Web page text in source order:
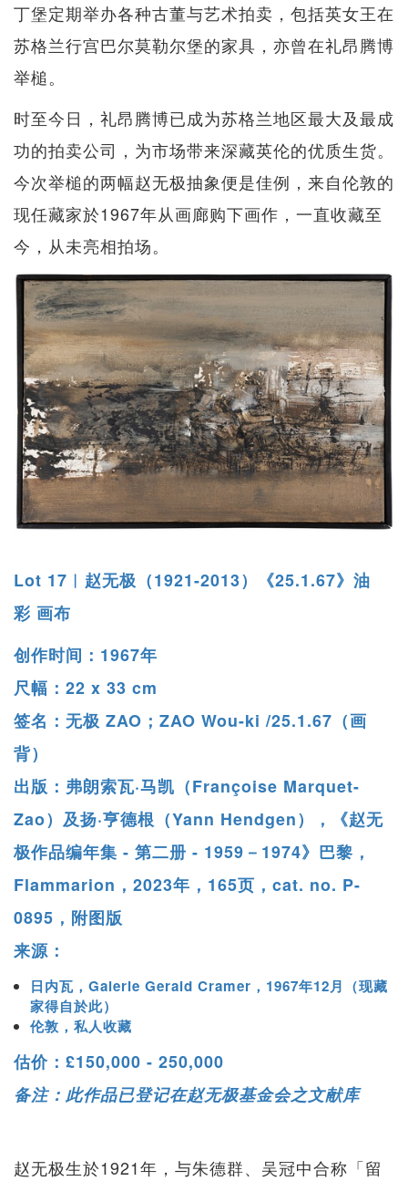
丁堡定期举办各种古董与艺术拍卖，包括英女王在
苏格兰行宫巴尔莫勒尔堡的家具，亦曾在礼昂腾博
举槌。
时至今日，礼昂腾博已成为苏格兰地区最大及最成
功的拍卖公司，为市场带来深藏英伦的优质生货。
今次举槌的两幅赵无极抽象便是佳例，来自伦敦的
现任藏家於1967年从画廊购下画作，一直收藏至
今，从未亮相拍场。
Lot 17︱赵无极（1921-2013）《25.1.67》油
彩 画布
创作时间：1967年
尺幅：22 x 33 cm
签名：无极 ZAO；ZAO Wou-ki /25.1.67（画
背）
出版：弗朗索瓦·马凯（Françoise Marquet-
Zao）及扬·亨德根（Yann Hendgen），《赵无
极作品编年集 - 第二册 - 1959－1974》巴黎，
Flammarion，2023年，165页，cat. no. P-
0895，附图版
来源：
日内瓦，Galerie Gerald Cramer，1967年12月（现藏
家得自於此）
伦敦，私人收藏
估价：£150,000 - 250,000
备注：此作品已登记在赵无极基金会之文献库
赵无极生於1921年，与朱德群、吴冠中合称「留